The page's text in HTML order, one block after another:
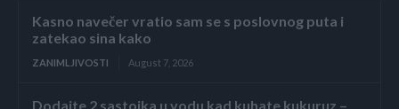
Kasno navečer vratio sam se s poslovnog puta i
zatekao sina kako
ZANIMLJIVOSTI August 7, 2026
Dodajte 2 sastojka u vodu kad kuhate kukuruz –